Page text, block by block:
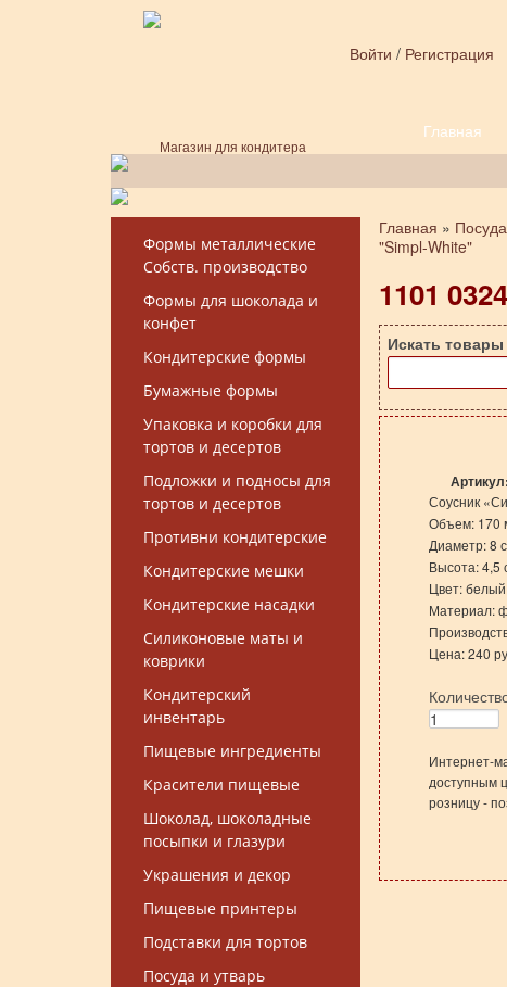
Перейти к основному содержанию
Магазин для кондитера
Войти / Регистрация
Главная
Форма поиска
Формы металлические
Собств. производство
Формы для шоколада и
конфет
Кондитерские формы
Бумажные формы
Упаковка и коробки для
тортов и десертов
Подложки и подносы для
тортов и десертов
Противни кондитерские
Кондитерские мешки
Кондитерские насадки
Силиконовые маты и
коврики
Кондитерский
инвентарь
Пищевые ингредиенты
Красители пищевые
Шоколад, шоколадные
посыпки и глазури
Украшения и декор
Пищевые принтеры
Подставки для тортов
Посуда и утварь
Вы здесь
Главная »
"Simpl-White"
1101
Искать
Артикул:
Соусник
Объем: 170
Диаметр: 8
Высота: 4,5
Цвет: белый.
Материал:
Цена: 240
Интернет-
доступным
розницу -